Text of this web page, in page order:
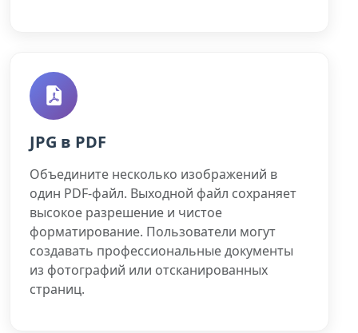
JPG в PDF
Объедините несколько изображений в
один PDF-файл. Выходной файл сохраняет
высокое разрешение и чистое
форматирование. Пользователи могут
создавать профессиональные документы
из фотографий или отсканированных
страниц.